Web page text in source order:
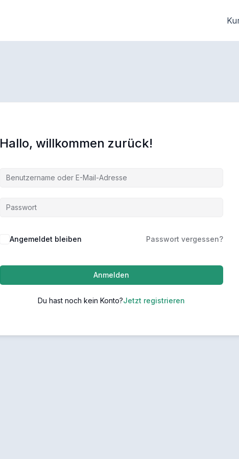
Hallo, willkommen zurück!
Angemeldet bleiben Passwort vergessen?
Anmelden
Du hast noch kein Konto?Jetzt registrieren